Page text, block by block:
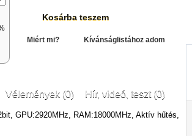
Kosárba teszem
Miért mi? Kívánságlistához adom
Vélemények (0) Hír, videó, teszt (0)
GPU:2920MHz, RAM:18000MHz, Aktív hűtés,